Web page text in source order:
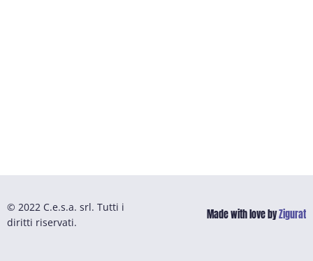
© 2022 C.e.s.a. srl. Tutti i
diritti riservati.
Made with love byZigurat